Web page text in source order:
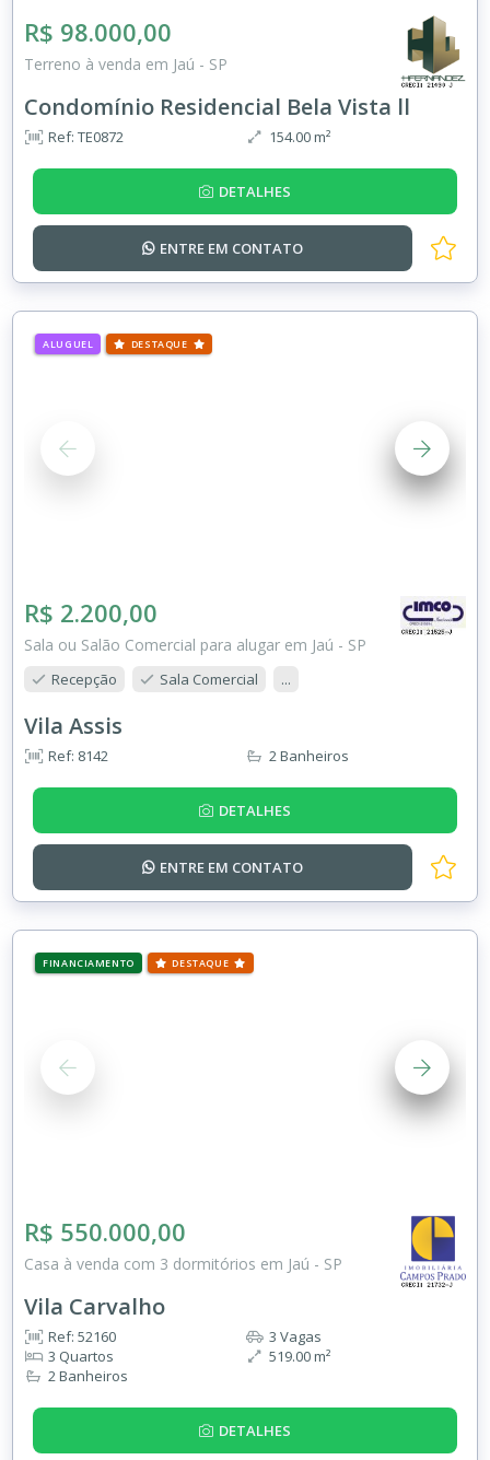
R$ 98.000,00
Terreno à venda em Jaú - SP
Condomínio Residencial Bela Vista ll
Ref: TE0872 154.00 m²
DETALHES
ENTRE EM CONTATO
ALUGUEL DESTAQUE
R$ 2.200,00
Sala ou Salão Comercial para alugar em Jaú - SP
Recepção Sala Comercial ...
Vila Assis
Ref: 8142 2 Banheiros
DETALHES
ENTRE EM CONTATO
FINANCIAMENTO DESTAQUE
R$ 550.000,00
Casa à venda com 3 dormitórios em Jaú - SP
Vila Carvalho
Ref: 52160
3 Quartos
2 Banheiros
3 Vagas
519.00 m²
DETALHES